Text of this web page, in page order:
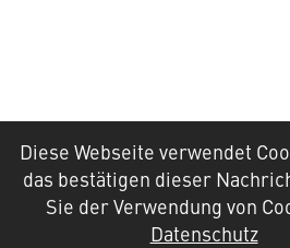
Diese Webseite verwendet
das bestätigen dieser
Sie der Verwendung von
Datenschutz